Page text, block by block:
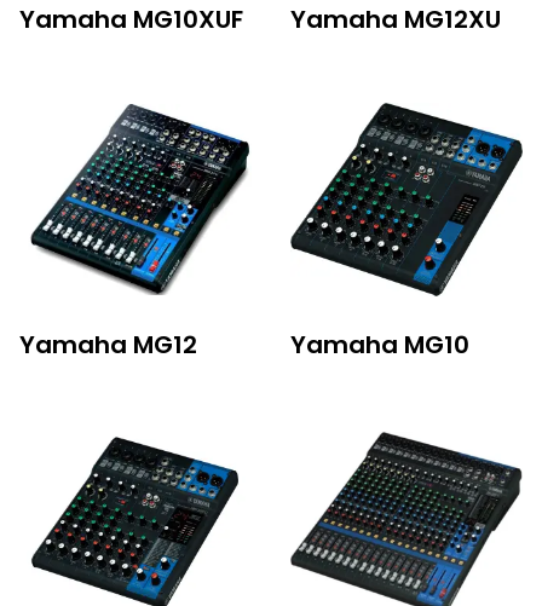
Yamaha MG10XUF Yamaha MG12XU
Yamaha MG12 Yamaha MG10